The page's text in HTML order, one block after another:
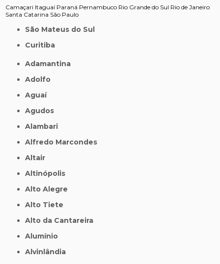
Camaçari Itaguaí Paraná Pernambuco Rio Grande do Sul Rio de Janeiro
Santa Catarina São Paulo
São Mateus do Sul
Curitiba
Adamantina
Adolfo
Aguaí
Agudos
Alambari
Alfredo Marcondes
Altair
Altinópolis
Alto Alegre
Alto Tiete
Alto da Cantareira
Alumínio
Alvinlândia